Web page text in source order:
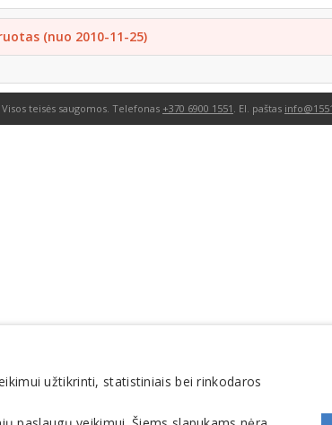
(nuo 2010-11-25)
teisės saugomos. Telefonas +370 6900 1551 . El. paštas
užtikrinti, statistiniais bei rinkodaros